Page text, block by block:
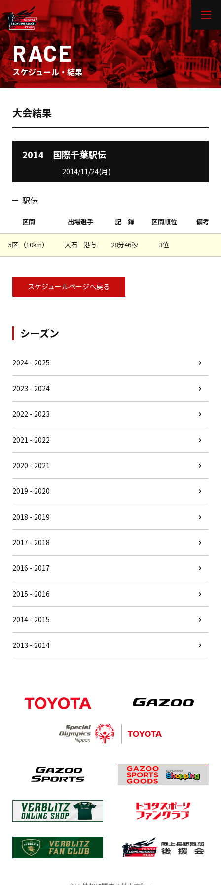
RACE
スケジュール・結果
シーズン
2024 - 2025
2023 - 2024
2022 - 2023
2021 - 2022
2020 - 2021
2019 - 2020
2018 - 2019
2017 - 2018
2016 - 2017
2015 - 2016
2014 - 2015
2013 - 2014
大会結果
2014 国際千葉駅伝
2014/11/24(月)
駅伝
区間 出場選手 記 録 区間順位 備考
5区 （10km） 大石 港与 28分46秒 3位
スケジュールページへ戻る